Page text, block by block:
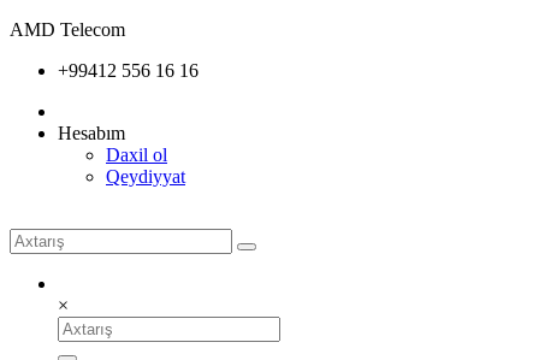
AMD Telecom
+99412 556 16 16
Hesabım
Daxil ol
Qeydiyyat
×